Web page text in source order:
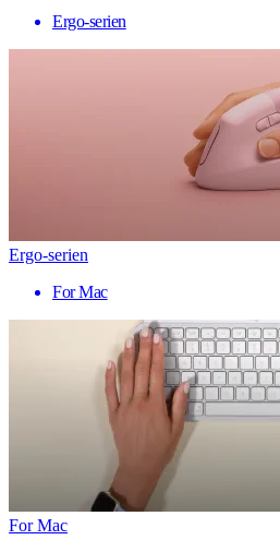
Ergo-serien
Ergo-serien
For Mac
For Mac